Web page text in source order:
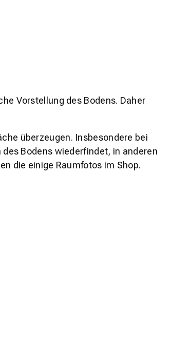
Vorstellung des Bodens. Daher
überzeugen. Insbesondere bei
Bodens wiederfindet, in anderen
die einige Raumfotos im Shop.